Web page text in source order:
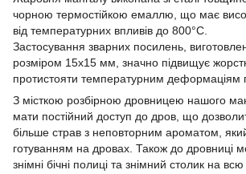
чорною термостійкою емаллю, що має
від температурних впливів до 800°C.
Застосування зварних посилень,
розміром 15х15 мм, значно підвищує
протистояти температурним деформаціям
З місткою розбірною дровницею нашого
мати постійний доступ до дров, що
більше страв з неповторним ароматом,
готуванням на дровах. Також до дровниці
знімні бічні полиці та знімний столик на